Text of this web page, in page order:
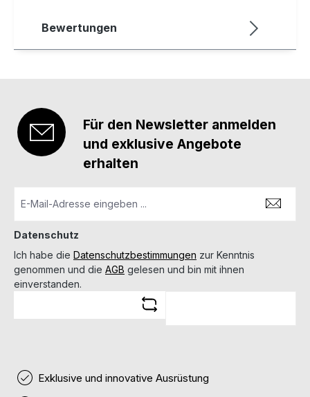
Bewertungen
Für den Newsletter anmelden
und exklusive Angebote
erhalten
Datenschutz
Ich habe die Datenschutzbestimmungen zur Kenntnis
genommen und die AGB gelesen und bin mit ihnen
einverstanden.
Exklusive und innovative Ausrüstung